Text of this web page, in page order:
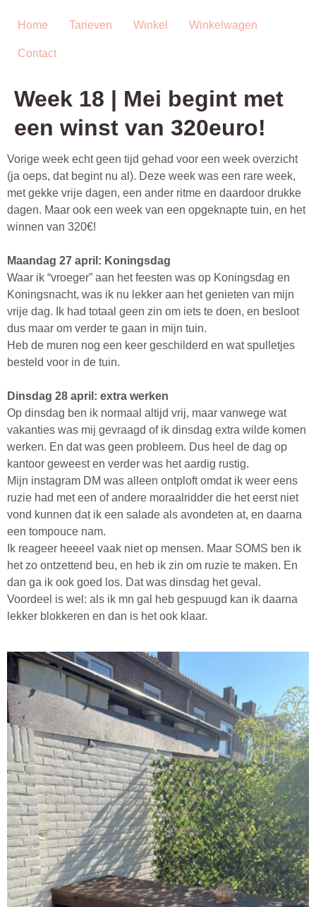
naar
inhoud
Home Tarieven Winkel Winkelwagen
Contact
Week 18 | Mei begint met
een winst van 320euro!
Vorige week echt geen tijd gehad voor een week overzicht
(ja oeps, dat begint nu al). Deze week was een rare week,
met gekke vrije dagen, een ander ritme en daardoor drukke
dagen. Maar ook een week van een opgeknapte tuin, en het
winnen van 320€!
Maandag 27 april: Koningsdag
Waar ik “vroeger” aan het feesten was op Koningsdag en
Koningsnacht, was ik nu lekker aan het genieten van mijn
vrije dag. Ik had totaal geen zin om iets te doen, en besloot
dus maar om verder te gaan in mijn tuin.
Heb de muren nog een keer geschilderd en wat spulletjes
besteld voor in de tuin.
Dinsdag 28 april: extra werken
Op dinsdag ben ik normaal altijd vrij, maar vanwege wat
vakanties was mij gevraagd of ik dinsdag extra wilde komen
werken. En dat was geen probleem. Dus heel de dag op
kantoor geweest en verder was het aardig rustig.
Mijn instagram DM was alleen ontploft omdat ik weer eens
ruzie had met een of andere moraalridder die het eerst niet
vond kunnen dat ik een salade als avondeten at, en daarna
een tompouce nam.
Ik reageer heeeel vaak niet op mensen. Maar SOMS ben ik
het zo ontzettend beu, en heb ik zin om ruzie te maken. En
dan ga ik ook goed los. Dat was dinsdag het geval.
Voordeel is wel: als ik mn gal heb gespuugd kan ik daarna
lekker blokkeren en dan is het ook klaar.